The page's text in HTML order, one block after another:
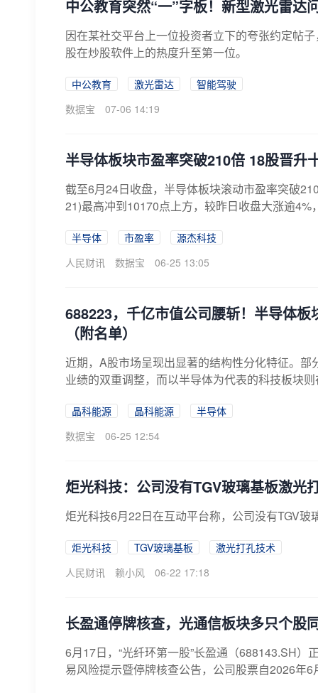
中公教育突然“一”字板！新型激光雷达
因在某社交平台上一位投资者立下的夸张约定帖
股在炒股软件上的热度升至第一位。
中公教育 激光雷达
智能驾驶
数据宝
07-06 14:19
半导体板块市盈率突破210倍 18股晋升
截至6月24日收盘，半导体板块滚动市盈率突破
21)最高冲到10170点上方，较昨日收盘大涨逾
半导体 市盈率
源杰科技
人民财讯
数据宝 06-25 13:05
688223，千亿市值公司腰斩！半导体
（附名单）
近期，A股市场呈现出显著的结构性分化特征。
业绩的双重调整，而以半导体为代表的科技板块
晶科能源 晶科能源
半导体
数据宝
06-25 12:54
炬光科技：公司没有TGV玻璃基板激光
炬光科技6月22日在互动平台称，公司没有TGV玻
炬光科技 TGV玻璃基板
激光打孔技术
人民财讯
赖小风 06-22 17:18
长盈通停牌核查，光通信板块多只个股
6月17日，“光纤环第一股”长盈通（688143.SH
易风险提示暨停牌核查公告，公司股票自2026年